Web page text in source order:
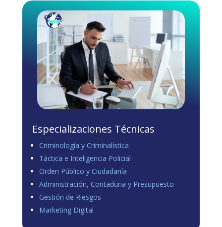
Especializaciones Técnicas
Criminología y Criminalística
Táctica e Inteligencia Policial
Orden Público y Ciudadanía
Administración, Contaduria y Presupuesto
Gestión de Riesgos
Marketing Digital